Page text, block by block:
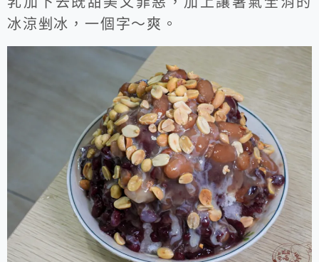
冰涼剉冰，一個字～爽。